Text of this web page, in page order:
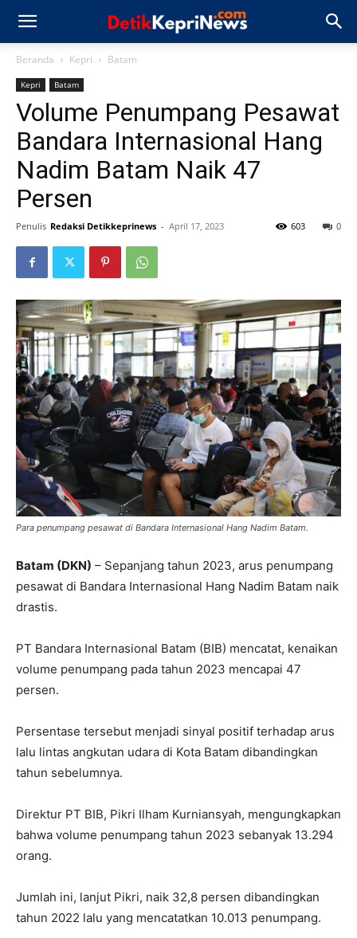
Beranda Kepri Batam
Kepri Batam
Volume Penumpang Pesawat
Bandara Internasional Hang
Nadim Batam Naik 47
Persen
Penulis Redaksi Detikkeprinews - April 17, 2023 0
603
Para penumpang pesawat di Bandara Internasional Hang Nadim Batam.
Batam (DKN) – Sepanjang tahun 2023, arus penumpang
pesawat di Bandara Internasional Hang Nadim Batam naik
drastis.
PT Bandara Internasional Batam (BIB) mencatat, kenaikan
volume penumpang pada tahun 2023 mencapai 47
persen.
Persentase tersebut menjadi sinyal positif terhadap arus
lalu lintas angkutan udara di Kota Batam dibandingkan
tahun sebelumnya.
Direktur PT BIB, Pikri Ilham Kurniansyah, mengungkapkan
bahwa volume penumpang tahun 2023 sebanyak 13.294
orang.
Jumlah ini, lanjut Pikri, naik 32,8 persen dibandingkan
tahun 2022 lalu yang mencatatkan 10.013 penumpang.